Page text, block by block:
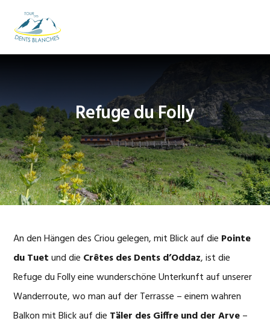
Hauptnavigation
springen
Inhalt
springen
Fußzeile
springen
Refuge du Folly
An den Hängen des Criou gelegen, mit Blick auf die Pointe
du Tuetund die Crêtes des Dents d’Oddaz, ist die
Refuge du Folly eine wunderschöne Unterkunft auf unserer
Wanderroute, wo man auf der Terrasse – einem wahren
Balkon mit Blick auf die Täler des Giffre und der Arve–